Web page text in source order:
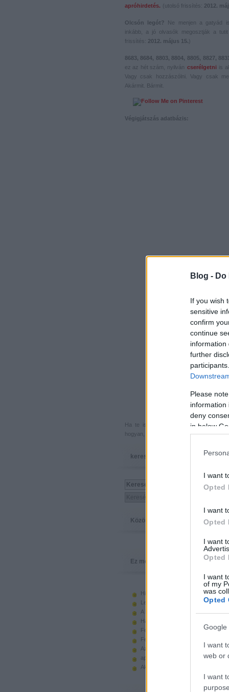
Blog -
If you wish
sensitive
confirm
continue
information
further
Please
information
deny
in below
I want
Opted
I want
Opted
I want
Opted
I want
of my
was
Opted
Google
I want
web or
I want
apróhirdetés. (utolsó frissítés: 2012.
Olcsón legót? Ne menjen a gatyád
inkább, a jó olvasók megosztják a
frissítés: 2012. május 15.)
8683, 8684, 8803, 8804, 8805, 8827, 8831
ez az hét szám, nyilván
cserélgetni
is
Vagy csak hozzászólni. Vagy csak
Akármit. Bármit.
Végigjátszás adatbázis:
Ha te is küldenél egy végigjátszást,
hogyan, hova, mikor, kivel és miért,
keresés
Közösség
Ez megy
Hiányzó elemek beszerzése
Legoland Németország 2010
A kastélyok képes története
Használt legót piacról
Feltörjük a legó ugart
Fehérítsd ki!
Az Indiana Jones készletek
apró. hirdetés.
Akciók, újdonságok a polcon,